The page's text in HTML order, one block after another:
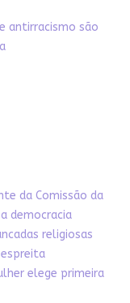
antirracismo são
da Comissão da
democracia
religiosas
elege primeira